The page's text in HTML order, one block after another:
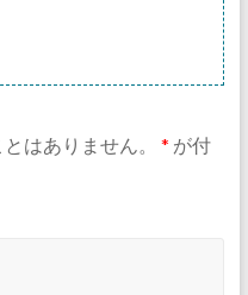
はありません。 * が付